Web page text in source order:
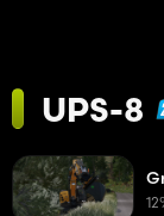
UPS-8